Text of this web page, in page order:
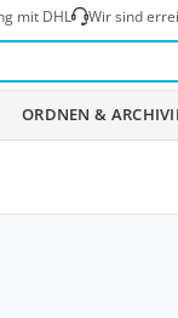
mit DHL Wir sind
ORDNEN &